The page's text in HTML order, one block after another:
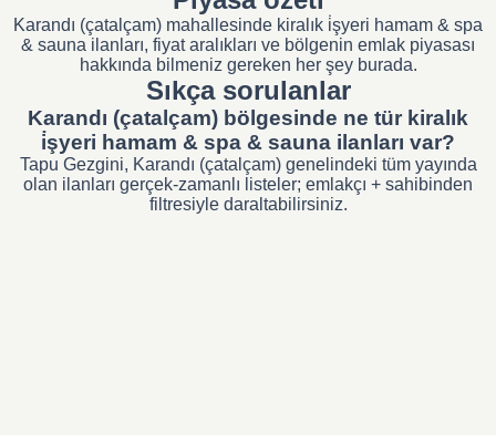
Karandı (çatalçam) mahallesinde kiralık i̇şyeri hamam & spa
& sauna ilanları, fiyat aralıkları ve bölgenin emlak piyasası
hakkında bilmeniz gereken her şey burada.
Sıkça sorulanlar
Karandı (çatalçam) bölgesinde ne tür kiralık
i̇şyeri hamam & spa & sauna ilanları var?
Tapu Gezgini, Karandı (çatalçam) genelindeki tüm yayında
olan ilanları gerçek-zamanlı listeler; emlakçı + sahibinden
filtresiyle daraltabilirsiniz.